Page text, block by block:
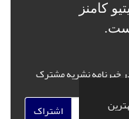
کامنز
خبرنامه نشریه مشترک
اشتراک